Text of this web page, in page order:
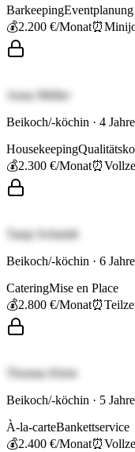
BarkeepingEventplanung
💰2.200 €/Monat⏰
Anna Müller
Beikoch/-köchin · 4
Housekeeping
💰2.300 €/Monat⏰
Tanja Schmidt
Beikoch/-köchin · 6
CateringMise en Place
💰2.800 €/Monat⏰
Thomas Klein
Beikoch/-köchin · 5
À-la-carteBankettservice
💰2.400 €/Monat⏰